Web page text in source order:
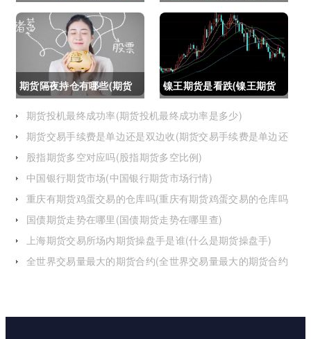
什么建议个人做期货交易)
吗吗(期货如果到期不平仓
怎么办)
期货隔夜持仓有哪些(期货
隔夜持仓有哪些风险)
镍王期货是看跌(镍王期货
是看跌还是看涨)
期货投机最终成功率(期货投机最终成功率是多少)
期货交易手续费是单边还是双边收(期货交易手续费是单边还
股指期货多空对应吗(股指期货多空比例)
中国银行期货市场(中国银行期货市场行情)
重庆有期货鸡蛋交易的仓库吗(重庆有期货鸡蛋交易的仓库吗
国债期货走势在哪里(国债期货走势在哪里查)
上海期货交易所场内期货操盘手是谁(什么是期货操盘手)
全世界交易量最大的期货合约(全世界交易量最大的期货合约